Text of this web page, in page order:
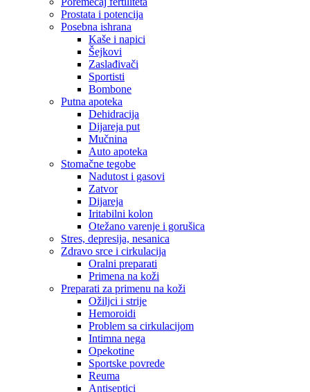
Prostata i potencija
Posebna ishrana
Kaše i napici
Šejkovi
Zaslađivači
Sportisti
Bombone
Putna apoteka
Dehidracija
Dijareja put
Mučnina
Auto apoteka
Stomačne tegobe
Nadutost i gasovi
Zatvor
Dijareja
Iritabilni kolon
Otežano varenje i gorušica
Stres, depresija, nesanica
Zdravo srce i cirkulacija
Oralni preparati
Primena na koži
Preparati za primenu na koži
Ožiljci i strije
Hemoroidi
Problem sa cirkulacijom
Intimna nega
Opekotine
Sportske povrede
Reuma
Antiseptici